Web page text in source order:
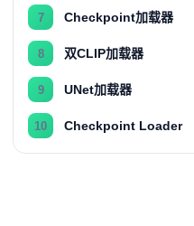
7 Checkpoint加载器
8 双CLIP加载器
9 UNet加载器
10 Checkpoint Loader